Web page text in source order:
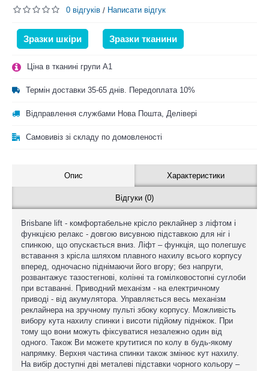
0 відгуків / Написати відгук
Зразки шкіри Зразки тканини
Ціна в тканині групи A1
Термін доставки 35-65 днів. Передоплата 10%
Відправлення службами Нова Пошта, Делівері
Самовивіз зі складу по домовленості
Опис Характеристики
Відгуки (0)
Brisbane lift - комфортабельне крісло реклайнер з ліфтом і
функцією релакс - довгою висувною підставкою для ніг і
спинкою, що опускається вниз. Ліфт – функція, що полегшує
вставання з крісла шляхом плавного нахилу всього корпусу
вперед, одночасно піднімаючи його вгору; без напруги,
розвантажує тазостегнові, колінні та гомілковостопні суглоби
при вставанні. Приводний механізм - на електричному
приводі - від акумулятора. Управляється весь механізм
реклайнера на зручному пульті збоку корпусу. Можливість
вибору кута нахилу спинки і висоти підйому підніжок. При
тому що вони можуть фіксуватися незалежно один від
одного. Також Ви можете крутитися по колу в будь-якому
напрямку. Верхня частина спинки також змінює кут нахилу.
На вибір доступні дві металеві підставки чорного кольору –